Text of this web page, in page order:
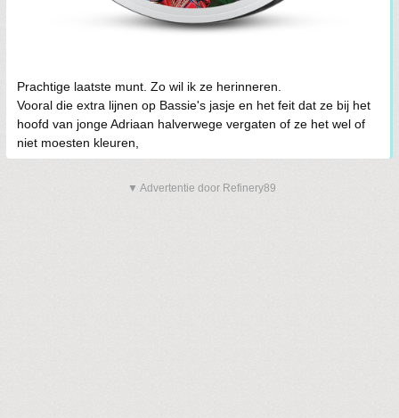
Prachtige laatste munt. Zo wil ik ze herinneren.
Vooral die extra lijnen op Bassie's jasje en het feit dat ze bij het
hoofd van jonge Adriaan halverwege vergaten of ze het wel of
niet moesten kleuren,
▼ Advertentie door Refinery89